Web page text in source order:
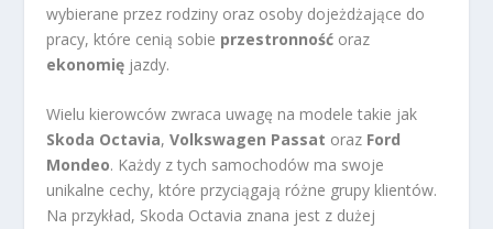
wybierane przez rodziny oraz osoby dojeżdżające do
pracy, które cenią sobie przestronność oraz
ekonomię jazdy.
Wielu kierowców zwraca uwagę na modele takie jak
Skoda Octavia,Volkswagen Passat oraz Ford
Mondeo. Każdy z tych samochodów ma swoje
unikalne cechy, które przyciągają różne grupy klientów.
Na przykład, Skoda Octavia znana jest z dużej